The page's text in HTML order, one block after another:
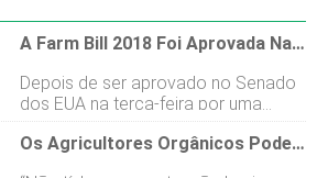
A Farm Bill 2018 Foi Aprovada Na Câmara E No Senado. O Que Isso Significa Para Os Agricultores E Homesteaders?
Depois de ser aprovado no Senado
dos EUA na terça-feira por uma
votação de 87-13, e conseguindo
passar pela Câmara dos
Os Agricultores Orgânicos Podem Resistir À Seca Épica Da Califórnia?